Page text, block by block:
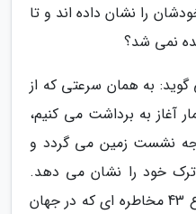
را نشان داده اند و تا
نمی شد؟
به همان سرعتی که از
آغاز به برداشت می کنیم،
نشست زمین می گردد و
خود را نشان می دهد.
توجه داشته باشید که از مجموع 43 مخاطره ای که در جهان